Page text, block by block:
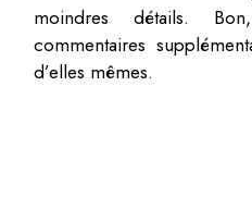
moindres détails.
commentaires
d’elles mêmes.